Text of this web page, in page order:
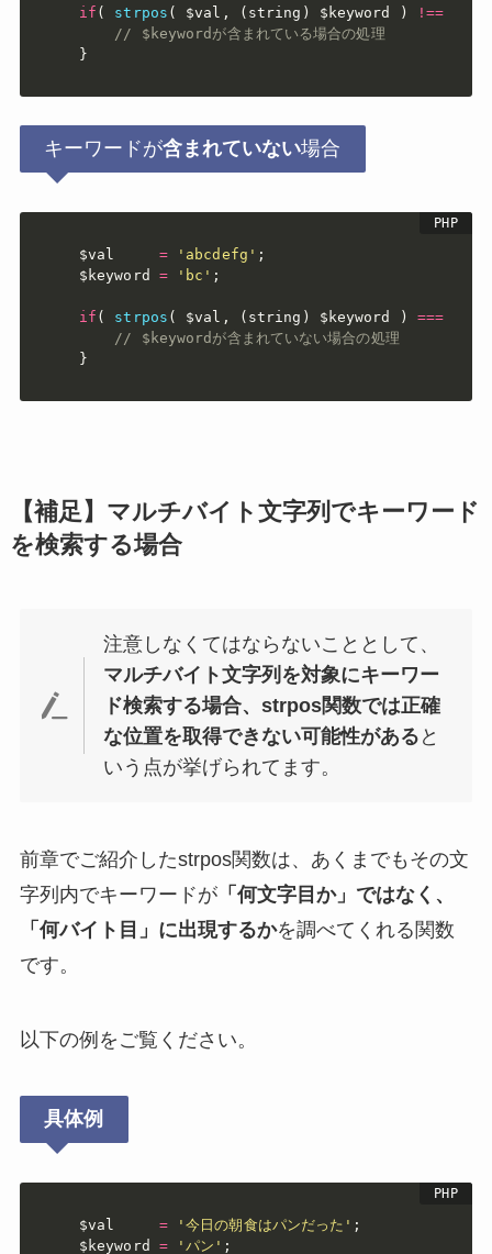
if ( strpos ( $val , ( string ) $keyword ) !==
// $keywordが含まれている場合の処理
}
キーワードが含まれていない場合
$val = 'abcdefg' ;
$keyword
= 'bc' ;
if ( strpos ( $val , ( string ) $keyword ) ===
// $keywordが含まれていない場合の処理
}
【補足】マルチバイト文字列でキーワード
を検索する場合
注意しなくてはならないこととして、
マルチバイト文字列を対象にキーワー
ド検索する場合、strpos関数では正確
な位置を取得できない可能性がある と
いう点が挙げられてます。
前章でご紹介したstrpos関数は、あくまでもその文
字列内でキーワードが「何文字目か」ではなく、
「何バイト目」に出現するかを調べてくれる関数
です。
以下の例をご覧ください。
具体例
$val = '今日の朝食はパンだった' ;
$keyword
= 'パン' ;